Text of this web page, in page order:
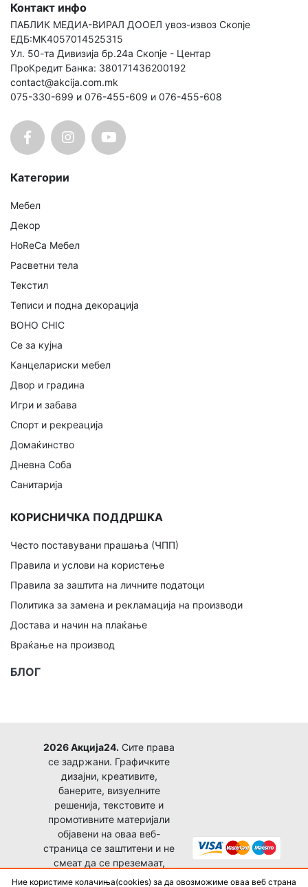
Контакт инфо
ПАБЛИК МЕДИА-ВИРАЛ ДООЕЛ увоз-извоз Скопје
ЕДБ:МК4057014525315
Ул. 50-та Дивизија бр.24а Скопје - Центар
ПроКредит Банка: 380171436200192
contact@akcija.com.mk
075-330-699 и 076-455-609 и 076-455-608
Категории
Мебел
Декор
HoReCa Мебел
Расветни тела
Текстил
Теписи и подна декорација
BOHO CHIC
Се за кујна
Канцелариски мебел
Двор и градина
Игри и забава
Спорт и рекреација
Домаќинство
Дневна Соба
Санитарија
КОРИСНИЧКА ПОДДРШКА
Често поставувани прашања (ЧПП)
Правила и услови на користење
Правила за заштита на личните податоци
Политика за замена и рекламација на производи
Достава и начин на плаќање
Враќање на производ
БЛОГ
2026 Акција24. Сите права
се задржани. Графичките
дизајни, креативите,
банерите, визуелните
решенија, текстовите и
промотивните материјали
објавени на оваа веб-
страница се заштитени и не
смеат да се преземаат,
копираат, преработуваат,
Ние користиме колачиња(cookies) за да овозможиме оваа веб страна